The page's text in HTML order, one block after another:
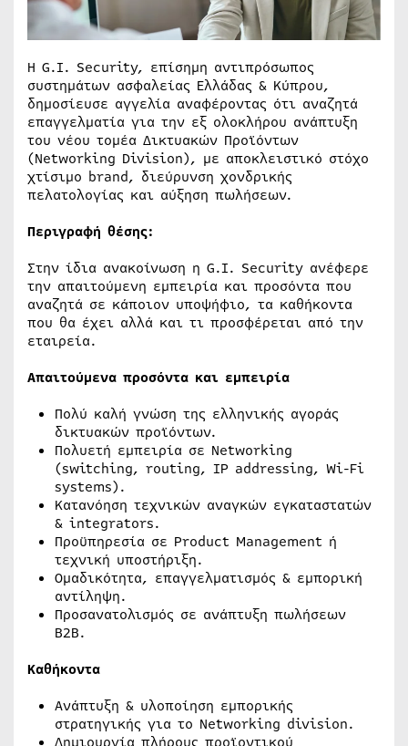
Η G.I. Security, επίσημη αντιπρόσωπος
συστημάτων ασφαλείας Ελλάδας & Κύπρου,
δημοσίευσε αγγελία αναφέροντας ότι αναζητά
επαγγελματία για την εξ ολοκλήρου ανάπτυξη
του νέου τομέα Δικτυακών Προϊόντων
(Networking Division), με αποκλειστικό στόχο
χτίσιμο brand, διεύρυνση χονδρικής
πελατολογίας και αύξηση πωλήσεων.
Περιγραφή θέσης:
Στην ίδια ανακοίνωση η G.I. Security ανέφερε
την απαιτούμενη εμπειρία και προσόντα που
αναζητά σε κάποιον υποψήφιο, τα καθήκοντα
που θα έχει αλλά και τι προσφέρεται από την
εταιρεία.
Απαιτούμενα προσόντα και εμπειρία
Πολύ καλή γνώση της ελληνικής αγοράς
δικτυακών προϊόντων.
Πολυετή εμπειρία σε Networking
(switching, routing, IP addressing, Wi-Fi
systems).
Κατανόηση τεχνικών αναγκών εγκαταστατών
& integrators.
Προϋπηρεσία σε Product Management ή
τεχνική υποστήριξη.
Ομαδικότητα, επαγγελματισμός & εμπορική
αντίληψη.
Προσανατολισμός σε ανάπτυξη πωλήσεων
B2B.
Καθήκοντα
Ανάπτυξη & υλοποίηση εμπορικής
στρατηγικής για το Networking division.